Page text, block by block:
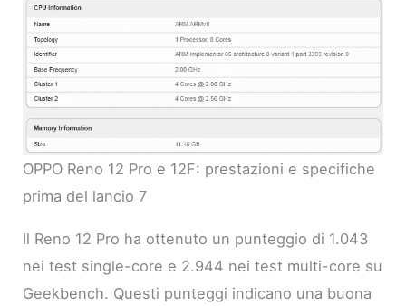
OPPO Reno 12 Pro e 12F: prestazioni e specifiche
prima del lancio 7
Il Reno 12 Pro ha ottenuto un punteggio di 1.043
nei test single-core e 2.944 nei test multi-core su
Geekbench. Questi punteggi indicano una buona